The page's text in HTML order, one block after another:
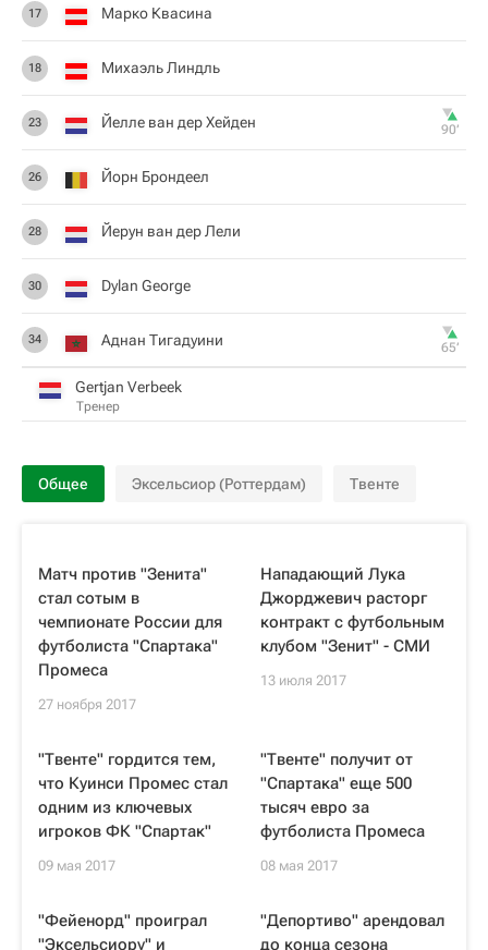
17 Марко Квасина
18 Михаэль Линдль
23 Йелле ван дер Хейден 90‎’‎
26 Йорн Брондеел
28 Йерун ван дер Лели
30 Dylan George
34 Аднан Тигадуини 65‎’‎
Gertjan Verbeek
Тренер
Общее Эксельсиор (Роттердам) Твенте
Матч против "Зенита"
стал сотым в
чемпионате России для
футболиста "Спартака"
Промеса
27 ноября 2017
Нападающий Лука
Джорджевич расторг
контракт с футбольным
клубом "Зенит" - СМИ
13 июля 2017
"Твенте" гордится тем,
что Куинси Промес стал
одним из ключевых
игроков ФК "Спартак"
09 мая 2017
"Твенте" получит от
"Спартака" еще 500
тысяч евро за
футболиста Промеса
08 мая 2017
"Фейенорд" проиграл
"Эксельсиору" и
"Депортиво" арендовал
до конца сезона